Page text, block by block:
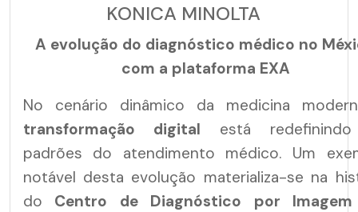
KONICA MINOLTA
A evolução do diagnóstico médico no
com a plataforma EXA
No cenário dinâmico da medicina
transformação digital está
padrões do atendimento médico. Um
notável desta evolução materializa-se na
do Centro de Diagnóstico por